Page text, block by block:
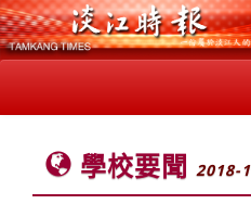
學校要聞 2018-